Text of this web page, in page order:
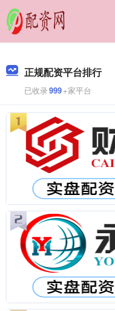
正规配资平台排行
已收录999+家平台